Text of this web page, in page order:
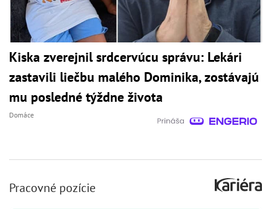
Kiska zverejnil srdcervúcu správu: Lekári
zastavili liečbu malého Dominika, zostávajú
mu posledné týždne života
Domáce
Pracovné pozície